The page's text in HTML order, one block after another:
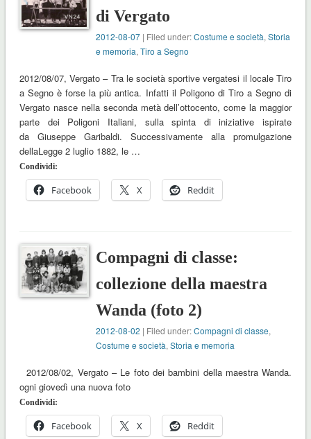
di Vergato
2012-08-07 | Filed under:Costume e società,Storia
e memoria,Tiro a Segno
2012/08/07, Vergato – Tra le società sportive vergatesi il locale Tiro
a Segno è forse la più antica. Infatti il Poligono di Tiro a Segno di
Vergato nasce nella seconda metà dell’ottocento, come la maggior
parte dei Poligoni Italiani, sulla spinta di iniziative ispirate
da Giuseppe Garibaldi. Successivamente alla promulgazione
dellaLegge 2 luglio 1882, le …
Condividi:
Facebook X Reddit
Compagni di classe:
collezione della maestra
Wanda (foto 2)
2012-08-02 | Filed under:Compagni di classe,
Costume e società,Storia e memoria
2012/08/02, Vergato – Le foto dei bambini della maestra Wanda.
ogni giovedì una nuova foto
Condividi:
Facebook X Reddit